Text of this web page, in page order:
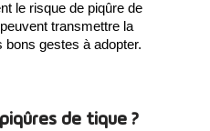
le risque de piqûre de
transmettre la
bons gestes à adopter.
de tique ?